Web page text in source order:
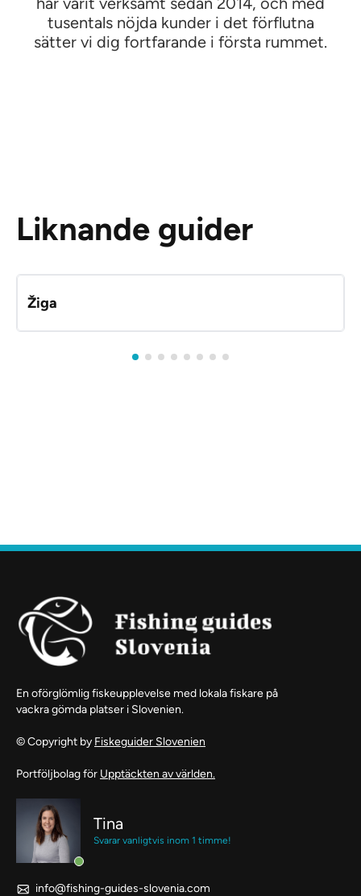
tusentals nöjda kunder i det förflutna
sätter vi dig fortfarande i första rummet.
Liknande guider
Žiga
En oförglömlig fiskeupplevelse med lokala fiskare på
vackra gömda platser i Slovenien.
© Copyright by Fiskeguider Slovenien
Portföljbolag för Upptäckten av världen.
Tina
Svarar vanligtvis inom 1 timme!
info@fishing-guides-slovenia.com